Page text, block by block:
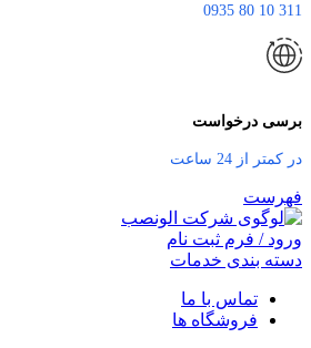
311 10 80 0935
برسی درخواست
در کمتر از 24 ساعت
فهرست
ورود / فرم ثبت نام
دسته بندی خدمات
تماس با ما
فروشگاه ها